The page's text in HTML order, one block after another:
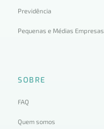
Previdência
Pequenas e Médias Empresas
SOBRE
FAQ
Quem somos